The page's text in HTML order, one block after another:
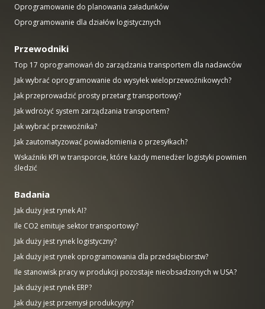
Oprogramowanie do planowania załadunków
Oprogramowanie dla działów logistycznych
Przewodniki
Top 17 oprogramowań do zarządzania transportem dla nadawców
Jak wybrać oprogramowanie do wysyłek wieloprzewoźnikowych?
Jak przeprowadzić prosty przetarg transportowy?
Jak wdrożyć system zarządzania transportem?
Jak wybrać przewoźnika?
Jak zautomatyzować powiadomienia o przesyłkach?
Wskaźniki KPI w transporcie, które każdy menedżer logistyki powinien
śledzić
Badania
Jak duży jest rynek AI?
Ile CO2 emituje sektor transportowy?
Jak duży jest rynek logistyczny?
Jak duży jest rynek oprogramowania dla przedsiębiorstw?
Ile stanowisk pracy w produkcji pozostaje nieobsadzonych w USA?
Jak duży jest rynek ERP?
Jak duży jest przemysł produkcyjny?